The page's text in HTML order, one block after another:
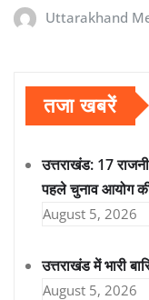
Uttarakhand
तजा खबरें
उत्तराखंड: 17
पहले चुनाव आयोग की
August 5, 2026
उत्तराखंड में भारी
August 5, 2026